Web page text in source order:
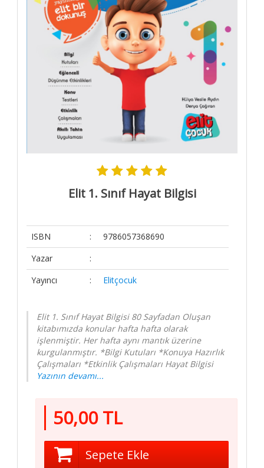
Elit 1. Sınıf Hayat Bilgisi
ISBN :
9786057368690
Yazar
:
Yayıncı
: Elitçocuk
Elit 1. Sınıf Hayat Bilgisi 80 Sayfadan Oluşan
kitabımızda konular hafta hafta olarak
işlenmiştir. Her hafta aynı mantık üzerine
kurgulanmıştır. *Bilgi Kutuları *Konuya Hazırlık
Çalışmaları *Etkinlik Çalışmaları Hayat Bilgisi
Yazının devamı...
50,00 TL
Sepete Ekle
3.SINIF
4.SINIF
Elit Kitap
Yardım
Kategoriler
Yayınevleri
Kargo ve
Teslimat
Gizlilik ve
Sipariş
Koşulları
Hakkımızda
İletişim
Elit Kitap
Sosyal
Medya
/ elitkitap
/ elitkitap